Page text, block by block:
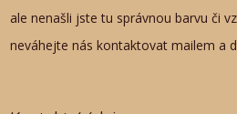
ale nenašli jste tu správnou barvu či
neváhejte nás kontaktovat mailem a